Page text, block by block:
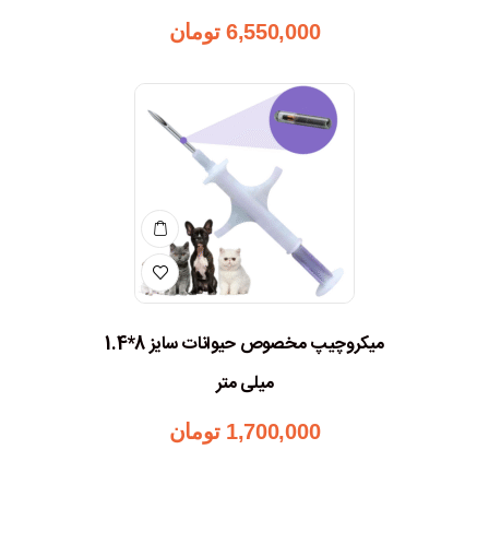
6,550,000 تومان
میکروچیپ مخصوص حیوانات سایز 8*1.4
میلی متر
1,700,000 تومان